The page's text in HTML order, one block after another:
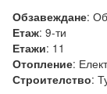
Обзавеждане:
Етаж: 9-ти
Етажи: 11
Отопление:
Строителство: